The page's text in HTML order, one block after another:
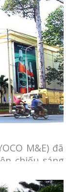
mục: Thiết
bao
M&E) đã
chiếu sáng